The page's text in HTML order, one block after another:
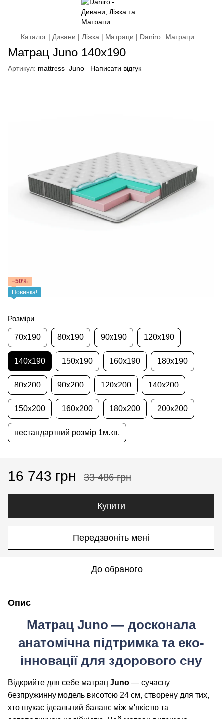
Каталог | Дивани | Ліжка | Матраци | Daniro Матраци
Матрац Juno 140x190
Артикул: mattress_Juno Написати відгук
−50%
Новинка!
Розміри
70x190 80x190 90x190 120x190
140x190 150x190 160x190 180x190
80x200 90x200 120x200 140x200
150x200 160x200 180x200 200x200
нестандартний розмір 1м.кв.
16 743 грн 33 486 грн
Купити
Передзвоніть мені
До обраного
Опис
Матрац Juno — досконала
анатомічна підтримка та еко-
інновації для здорового сну
Відкрийте для себе матрац Juno — сучасну
безпружинну модель висотою 24 см, створену для тих,
хто шукає ідеальний баланс між м'якістю та